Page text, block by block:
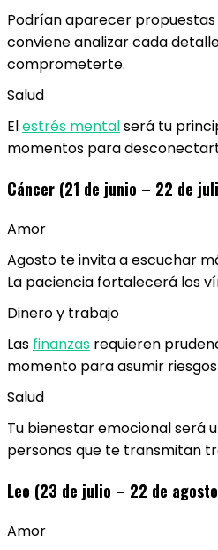
Podrían aparecer
conviene analizar cada
comprometerte.
Salud
Elestrés mentalserá tu
momentos para
Cáncer (21 de junio – 22 de
Amor
Agosto te invita a escuchar
La paciencia fortalecerá los
Dinero y trabajo
Las finanzas requieren
momento para asumir
Salud
Tu bienestar emocional será
personas que te transmitan
Leo (23 de julio – 22 de
Amor